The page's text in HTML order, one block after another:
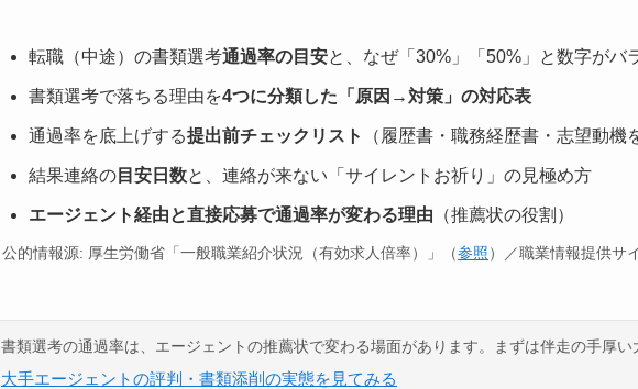
転職（中途）の書類選考通過率の目安と、なぜ「30%」「50%」と数字がバ
書類選考で落ちる理由を4つに分類した「原因→対策」の対応表
通過率を底上げする提出前チェックリスト （履歴書・職務経歴書・志望動機
結果連絡の 目安日数と、連絡が来ない「サイレントお祈り」の見極め方
エージェント経由と直接応募で通過率が変わる理由 （推薦状の役割）
公的情報源: 厚生労働省「一般職業紹介状況（有効求人倍率）」（参照）／職業情報提供サ
書類選考の通過率は、エージェントの推薦状で変わる場面があります。まずは伴走の手厚い
大手エージェントの評判・書類添削の実態を見てみる